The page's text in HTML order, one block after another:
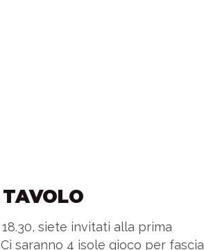
siete invitati alla prima
saranno 4 isole gioco per fascia